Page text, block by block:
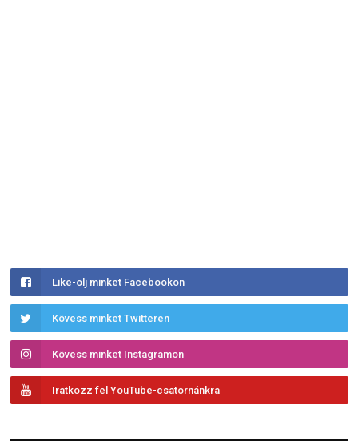
Like-olj minket Facebookon
Kövess minket Twitteren
Kövess minket Instagramon
Iratkozz fel YouTube-csatornánkra